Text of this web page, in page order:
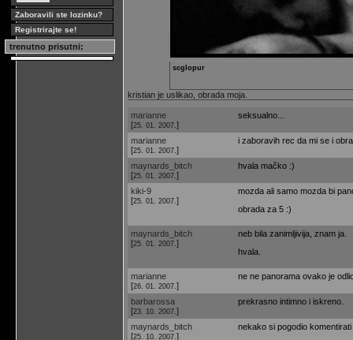
Zaboravili ste lozinku?
Registrirajte se!
trenutno prisutni:
scglopur
kristian je uslikao, obrada moja.
marianne
[25. 01. 2007. ]
seksualno...
marianne
[25. 01. 2007. ]
i zaboravih rec da mi se i
maynards_bitch
[25. 01. 2007. ]
hvala mačko :)
kiki-9
[25. 01. 2007. ]
mozda ali samo mozda bi
obrada za 5 :)
maynards_bitch
[25. 01. 2007. ]
neb bila zanimljivija, znam ja.
hvala.
marianne
[26. 01. 2007. ]
ne ne panorama ovako je
barbarossa
[23. 10. 2007. ]
prekrasno intimno i iskreno.
maynards_bitch
[25. 10. 2007. ]
nekako si pogodio